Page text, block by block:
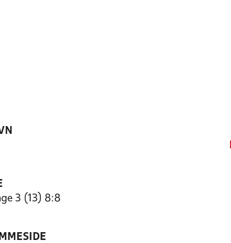
3 (13) 8:8